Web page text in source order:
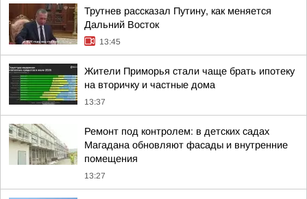
Трутнев рассказал Путину, как меняется
Дальний Восток
13:45
Жители Приморья стали чаще брать ипотеку
на вторичку и частные дома
13:37
Ремонт под контролем: в детских садах
Магадана обновляют фасады и внутренние
помещения
13:27